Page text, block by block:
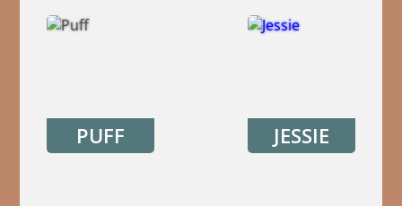
PUFF JESSIE